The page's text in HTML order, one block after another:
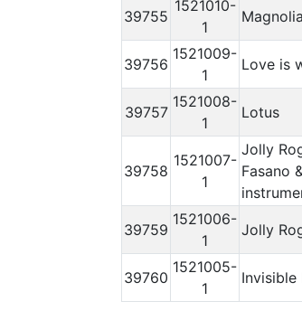
39755
1521010-
1
39756
1521009-
1
Love is
39757
1521008-
1
Lotus
39758
1521007-
1
Jolly
Fasano
39759
1521006-
1
Jolly
39760
1521005-
1
Invisible